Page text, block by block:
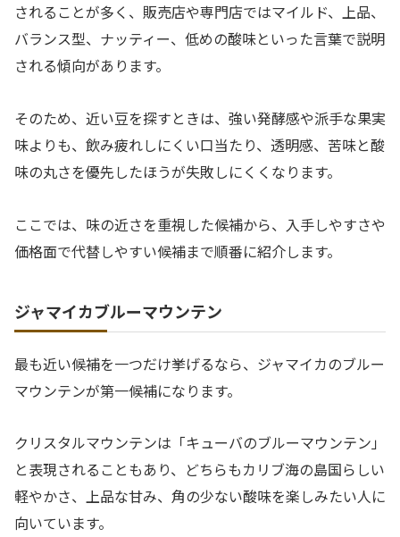
されることが多く、販売店や専門店ではマイルド、上品、
バランス型、ナッティー、低めの酸味といった言葉で説明
される傾向があります。
そのため、近い豆を探すときは、強い発酵感や派手な果実
味よりも、飲み疲れしにくい口当たり、透明感、苦味と酸
味の丸さを優先したほうが失敗しにくくなります。
ここでは、味の近さを重視した候補から、入手しやすさや
価格面で代替しやすい候補まで順番に紹介します。
ジャマイカブルーマウンテン
最も近い候補を一つだけ挙げるなら、ジャマイカのブルー
マウンテンが第一候補になります。
クリスタルマウンテンは「キューバのブルーマウンテン」
と表現されることもあり、どちらもカリブ海の島国らしい
軽やかさ、上品な甘み、角の少ない酸味を楽しみたい人に
向いています。